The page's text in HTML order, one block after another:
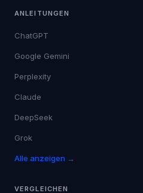
ANLEITUNGEN
ChatGPT
Google Gemini
Perplexity
Claude
DeepSeek
Grok
Alle anzeigen →
VERGLEICHEN